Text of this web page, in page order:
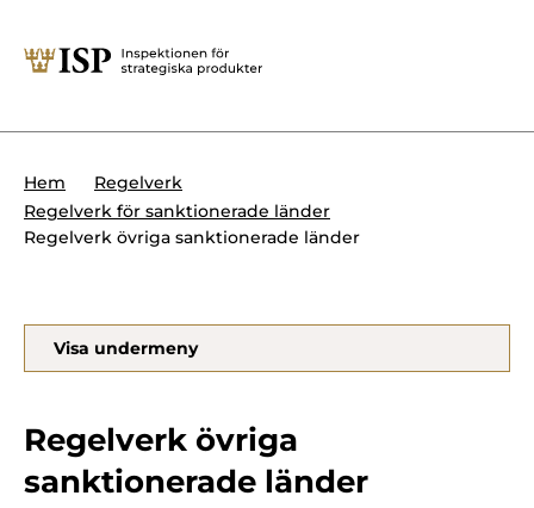
Söktips:
Presskontakt
Forskningssäkerhet
Krigsmateriel
Produkter med dubbla
Internationella sanktioner
Hem
Regelverk
Regelverk för sanktionerade länder
Regelverk övriga sanktionerade länder
Visa undermeny
Regelverk övriga
sanktionerade länder